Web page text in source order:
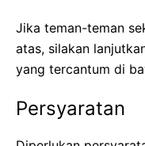
Jika teman-teman
atas, silakan
yang tercantum di
Persyaratan